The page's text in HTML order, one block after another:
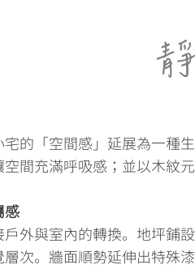
的「空間感」延展為一
間充滿呼吸感；並以木紋
感
外與室內的轉換。地坪鋪
次。牆面順勢延伸出特殊